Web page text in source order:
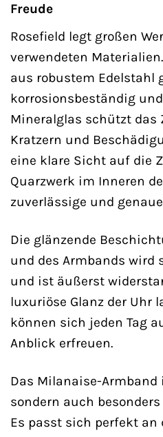
Freude
Rosefield legt großen
verwendeten
aus robustem Edelstahl
korrosionsbeständig
Mineralglas schützt das
Kratzern und
eine klare Sicht auf die
Quarzwerk im Inneren
zuverlässige und
Die glänzende
und des Armbands wird
und ist äußerst
luxuriöse Glanz der Uhr
können sich jeden Tag
Anblick erfreuen.
Das Milanaise-
sondern auch
Es passt sich perfekt an